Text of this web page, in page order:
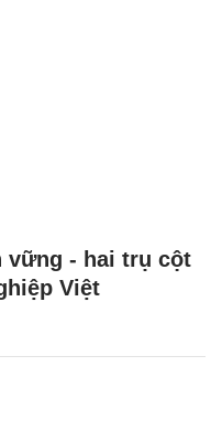
vững - hai trụ cột
Việt